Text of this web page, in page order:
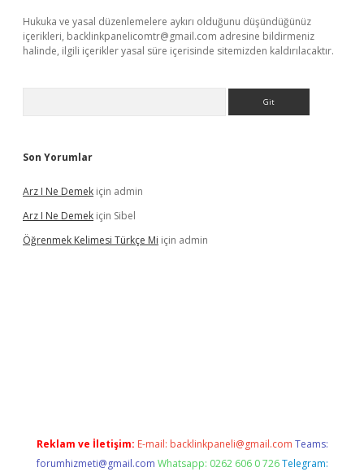
Hukuka ve yasal düzenlemelere aykırı olduğunu düşündüğünüz
içerikleri, backlinkpanelicomtr@gmail.com adresine bildirmeniz
halinde, ilgili içerikler yasal süre içerisinde sitemizden kaldırılacaktır.
Son Yorumlar
Arz I Ne Demek için admin
Arz I Ne Demek için Sibel
Öğrenmek Kelimesi Türkçe Mi için admin
Reklam ve İletişim: E-mail: backlinkpaneli@gmail.com Teams:
forumhizmeti@gmail.com Whatsapp: 0262 606 0 726 Telegram: